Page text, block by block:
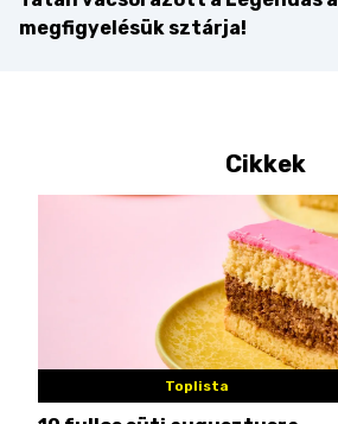
megfigyelésük sztárja!
Cikkek
Toplista